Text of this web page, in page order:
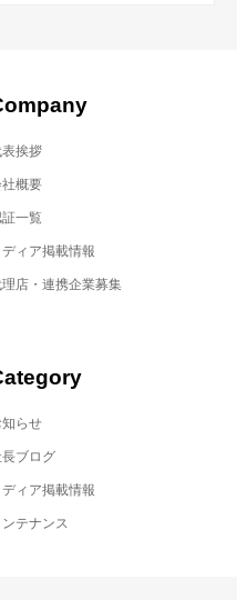
挨拶
概要
一覧
ディア掲載情報
店・連携企業募集
知らせ
ブログ
ディア掲載情報
ンテナンス